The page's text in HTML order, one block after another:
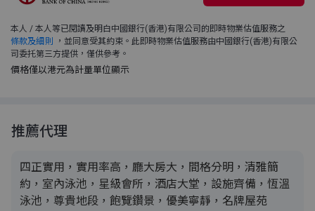
本人 / 本人等已閱讀及明白中國銀行(香港)有限公司的即時物業估值服務之
條款及細則
，並同意受其約束。此即時物業估值服務由中國銀行(香港)有限公
司委托第三方提供，僅供參考。
價格僅以港元為計量單位顯示
推薦代理
四正實用，實用率高，廳大房大，間格分明，清雅簡
約，室內泳池，星級會所，酒店大堂，設施齊備，恆溫
泳池，尊貴地段，飽覽鑽景，優美寧靜，名牌屋苑